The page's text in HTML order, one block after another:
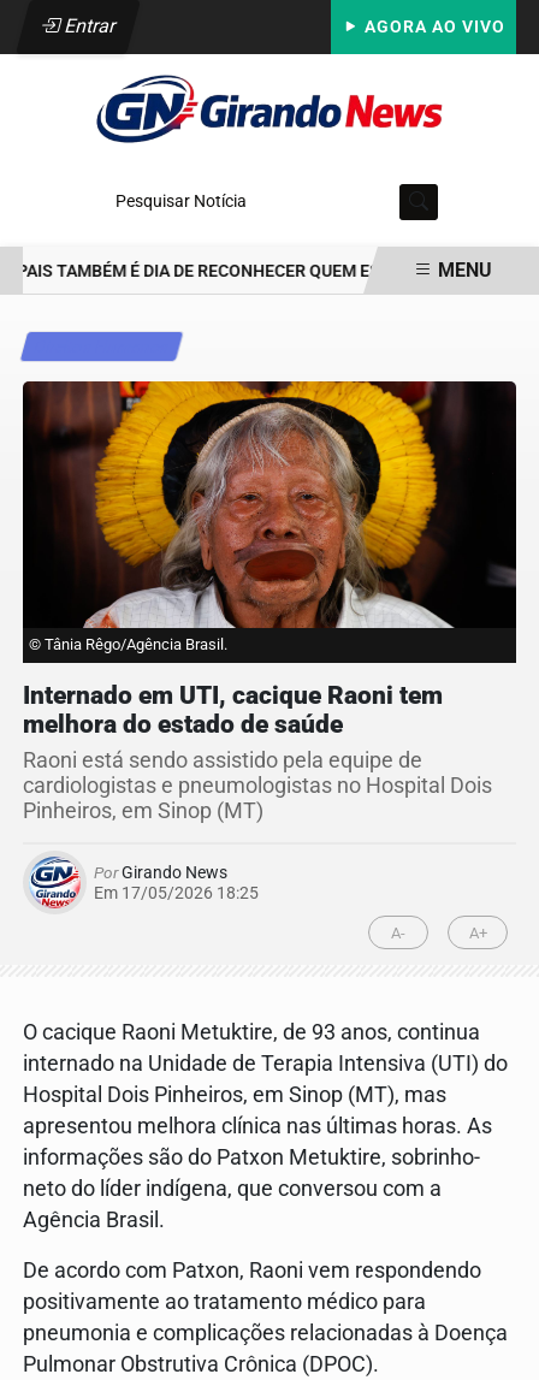
Entrar AGORA AO VIVO
Pesquisar Notícia
TAMBÉM É DIA DE RECONHECER QUEM ESTEVE PRESENTE:
MENU
© Tânia Rêgo/Agência Brasil.
Internado em UTI, cacique Raoni tem
melhora do estado de saúde
Raoni está sendo assistido pela equipe de
cardiologistas e pneumologistas no Hospital Dois
Pinheiros, em Sinop (MT)
PorGirando News
Em 17/05/2026 18:25
A- A+
O cacique Raoni Metuktire, de 93 anos, continua
internado na Unidade de Terapia Intensiva (UTI) do
Hospital Dois Pinheiros, em Sinop (MT), mas
apresentou melhora clínica nas últimas horas. As
informações são do Patxon Metuktire, sobrinho-
neto do líder indígena, que conversou com a
Agência Brasil.
De acordo com Patxon, Raoni vem respondendo
positivamente ao tratamento médico para
pneumonia e complicações relacionadas à Doença
Pulmonar Obstrutiva Crônica (DPOC).